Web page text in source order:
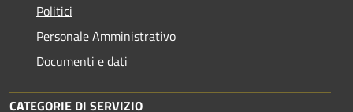
Politici
Personale Amministrativo
Documenti e dati
CATEGORIE DI SERVIZIO